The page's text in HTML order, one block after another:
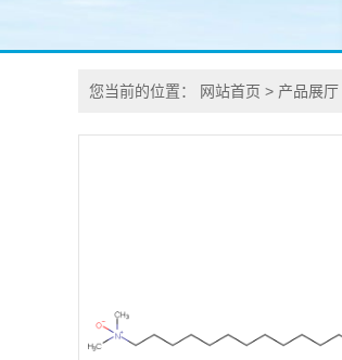
您当前的位置： 网站首页 > 产品展厅